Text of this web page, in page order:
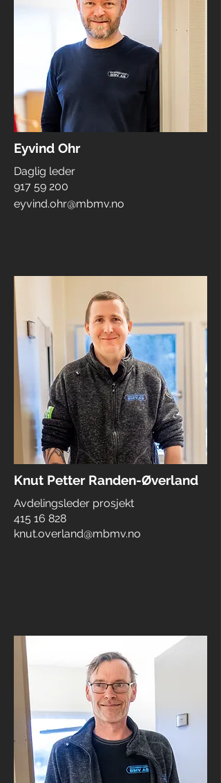
Eyvind Ohr
Daglig leder
917 59 200
eyvind.ohr@mbmv.no
Knut Petter Randen-Øverland
Avdelingsleder prosjekt
415 16 828
knut.overland@mbmv.no